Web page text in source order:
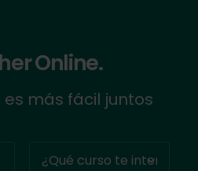
Online.
más fácil juntos